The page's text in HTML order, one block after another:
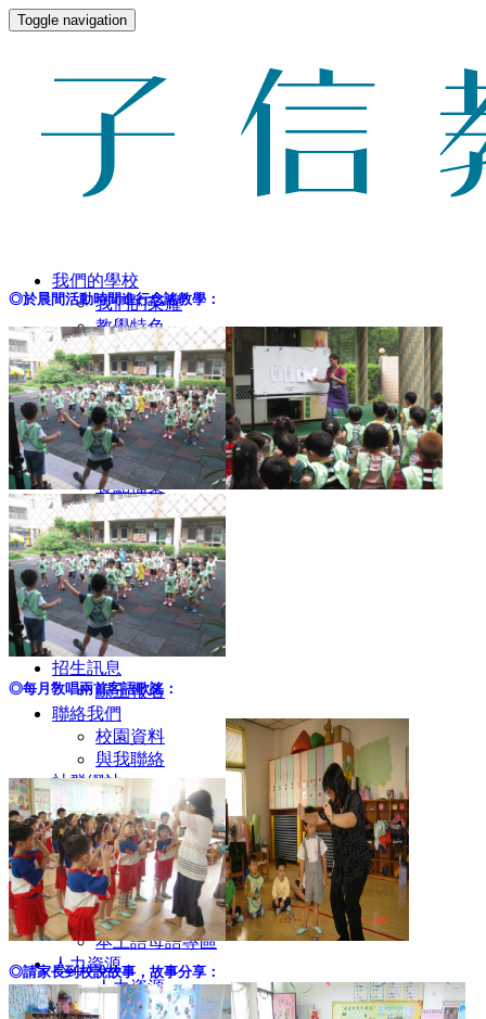
Toggle navigation
我們的學校
我們的榮耀
教學特色
師資陣容
環境設備
環繞影像
校園生活
作息表
餐點表
餐點檔案
行事曆表格
校園訊息
最新消息
生活點滴
校園相簿
班級相簿
活動影片
招生訊息
線上報名
聯絡我們
校園資料
與我聯絡
社群網站
子信幼兒園FB
子信IG
子信youtube
本土語客語專區
本土語客語專區
本土語母語專區
本土語母語專區
人力資源
人力資源
課後照顧服務專區
◎於晨間活動時間進行念謠教學：
◎每月敎唱兩首客語歌謠：
◎請家長到校說故事，故事分享：